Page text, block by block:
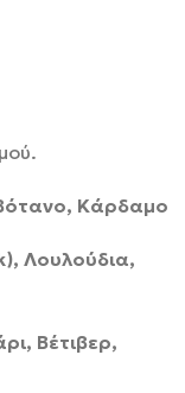
Κάρδαμο
Λουλούδια,
Βέτιβερ,